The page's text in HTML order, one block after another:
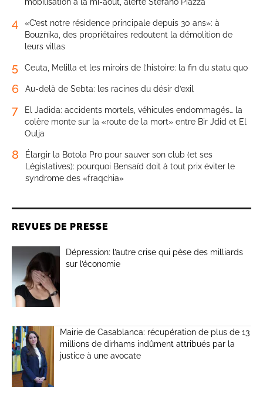
4
«C’est notre résidence principale depuis 30 ans»: à
Bouznika, des propriétaires redoutent la démolition de
leurs villas
5 Ceuta, Melilla et les miroirs de l’histoire: la fin du statu quo
6 Au-delà de Sebta: les racines du désir d’exil
7
El Jadida: accidents mortels, véhicules endommagés… la
colère monte sur la «route de la mort» entre Bir Jdid et El
Oulja
8
Élargir la Botola Pro pour sauver son club (et ses
Législatives): pourquoi Bensaïd doit à tout prix éviter le
syndrome des «fraqchia»
REVUES DE PRESSE
Dépression: l’autre crise qui pèse des milliards
sur l’économie
Mairie de Casablanca: récupération de plus de 13
millions de dirhams indûment attribués par la
justice à une avocate